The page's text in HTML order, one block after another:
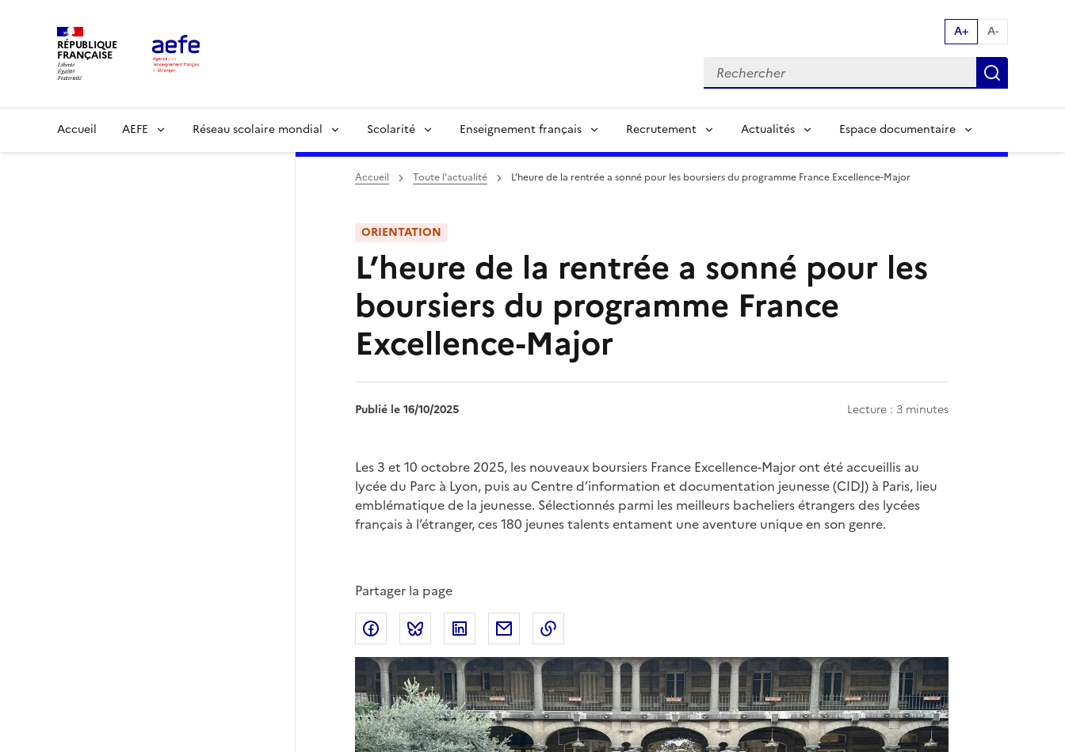
RÉPUBLIQUE
FRANÇAISE
A+ A-
Recherche par mot clés:
Main
Accueil AEFE Réseau scolaire mondial Scolarité Enseignement français Recrutement Actualités Espace documentaire
Accueil Toute l'actualité L’heure de la rentrée a sonné pour les boursiers du programme France Excellence-Major
ORIENTATION
L’heure de la rentrée a sonné pour les
boursiers du programme France
Excellence-Major
Publié le 16/10/2025 Lecture : 3 minutes
Chapo
Les 3 et 10 octobre 2025, les nouveaux boursiers France Excellence-Major ont été accueillis au
lycée du Parc à Lyon, puis au Centre d’information et documentation jeunesse (CIDJ) à Paris, lieu
emblématique de la jeunesse. Sélectionnés parmi les meilleurs bacheliers étrangers des lycées
français à l’étranger, ces 180 jeunes talents entament une aventure unique en son genre.
Partager la page
Partager sur Facebook
Partager sur Bluesky
Partager sur LinkedIn
Partager par email